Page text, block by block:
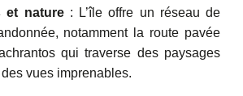
et nature : L’île offre un réseau de
notamment la route pavée
qui traverse des paysages
vues imprenables.